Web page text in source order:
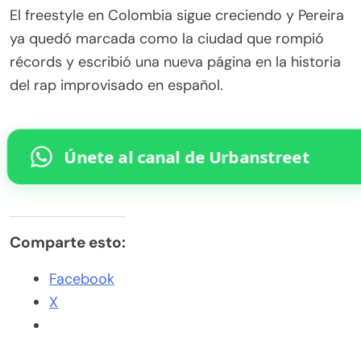
El freestyle en Colombia sigue creciendo y Pereira
ya quedó marcada como la ciudad que rompió
récords y escribió una nueva página en la historia
del rap improvisado en español.
Únete al canal de Urbanstreet
Comparte esto:
Facebook
X